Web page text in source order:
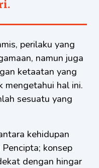
namun juga
ketaatan yang
mengetahui hal ini.
sesuatu yang
kehidupan
konsep
dengan hingar